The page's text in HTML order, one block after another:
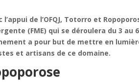
l’appui de l’OFQJ, Totorro et
(FME) qui se déroulera du 3 au
a pour but de mettre en
et artisans de ce domaine.